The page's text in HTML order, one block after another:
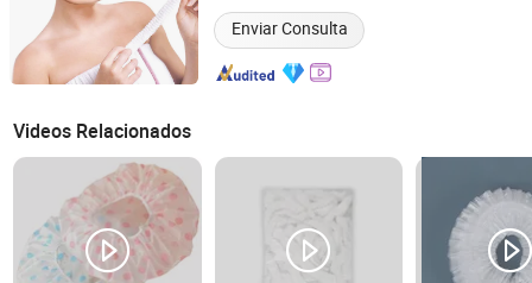
Enviar Consulta
Videos Relacionados